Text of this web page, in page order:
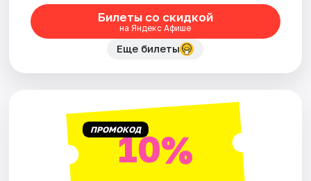
Билеты со скидкой
на Яндекс Афише
Еще билеты
ПРОМОКОД10%